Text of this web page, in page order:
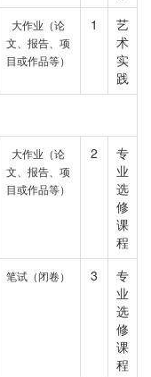
大作业（论
文、报告、项
目或作品等）
1
艺
术
实
践
大作业（论
文、报告、项
目或作品等）
2
专
业
选
修
课
程
笔试（闭卷） 3
专
业
选
修
课
程